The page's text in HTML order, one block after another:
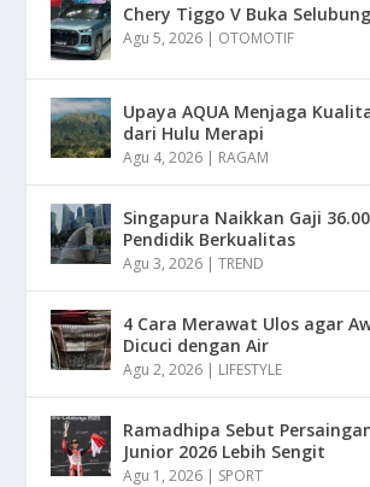
Chery Tiggo V Buka
Agu 5, 2026 | OTOMOTIF
Upaya AQUA Menjaga
dari Hulu Merapi
Agu 4, 2026 | RAGAM
Singapura Naikkan Gaji
Pendidik Berkualitas
Agu 3, 2026 |TREND
4 Cara Merawat Ulos agar
Dicuci dengan Air
Agu 2, 2026 | LIFESTYLE
Ramadhipa Sebut
Junior 2026 Lebih Sengit
Agu 1, 2026 | SPORT